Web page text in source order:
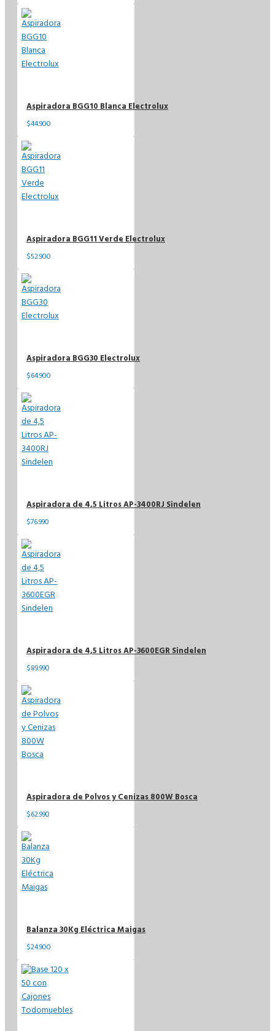
Aspiradora BGG10 Blanca Electrolux
$44.900
Aspiradora BGG11 Verde Electrolux
$52.900
Aspiradora BGG30 Electrolux
$64.900
Aspiradora de 4,5 Litros AP-3400RJ Sindelen
$76.990
Aspiradora de 4,5 Litros AP-3600EGR Sindelen
$89.990
Aspiradora de Polvos y Cenizas 800W Bosca
$62.990
Balanza 30Kg Eléctrica Maigas
$24.900